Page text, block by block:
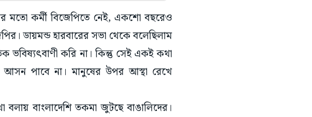
কর্মী বিজেপিতে নেই, একশো বছরেও
ডায়মন্ড হারবারের সভা থেকে বলেছিলাম
ভবিষ্যৎবাণী করি না। কিন্তু সেই একই কথা
পাবে না। মানুষের উপর আস্থা রেখে
বাংলাদেশি তকমা জুটছে বাঙালিদের।